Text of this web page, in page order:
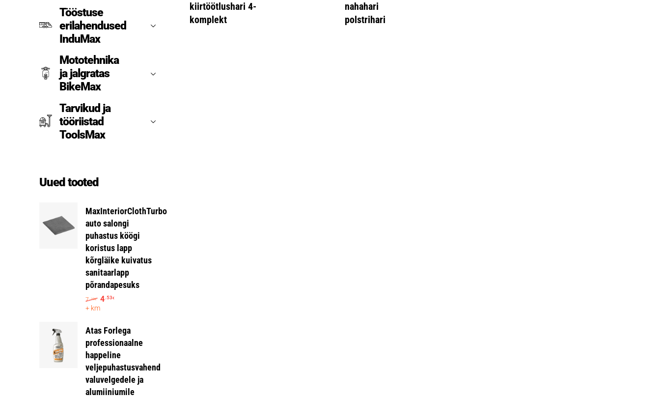
Tööstuse
erilahendused
InduMax
Mototehnika
ja jalgratas
BikeMax
Tarvikud ja
tööriistad
ToolsMax
Uued tooted
MaxInteriorClothTurbo
auto salongi
puhastus köögi
koristus lapp
kõrgläike kuivatus
sanitaarlapp
põrandapesuks
7.19€ 4.53€
+ km
Atas Forlega
professionaalne
happeline
veljepuhastusvahend
valuvelgedele ja
alumiiniumile
kiirtöötlushari 4-
komplekt
nahahari
polstrihari